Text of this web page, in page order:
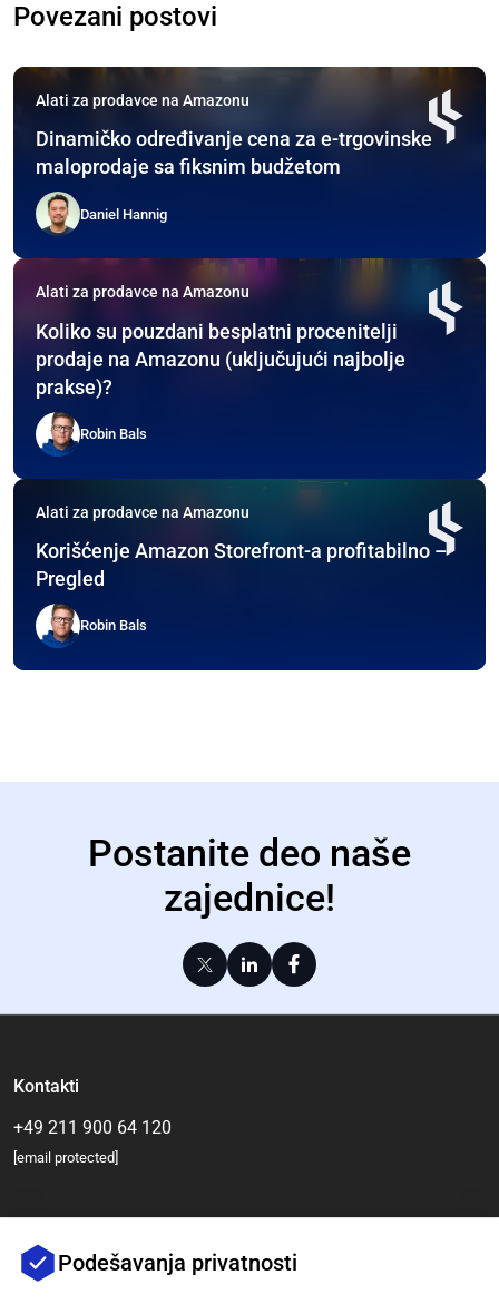
Povezani postovi
Alati za prodavce na Amazonu
Dinamičko određivanje cena za e-trgovinske
maloprodaje sa fiksnim budžetom
Daniel Hannig
Alati za prodavce na Amazonu
Koliko su pouzdani besplatni procenitelji
prodaje na Amazonu (uključujući najbolje
prakse)?
Robin Bals
Alati za prodavce na Amazonu
Korišćenje Amazon Storefront-a profitabilno –
Pregled
Robin Bals
Postanite deo naše
zajednice!
Kontakti
+49 211 900 64 120
[email protected]
Podešavanja privatnosti